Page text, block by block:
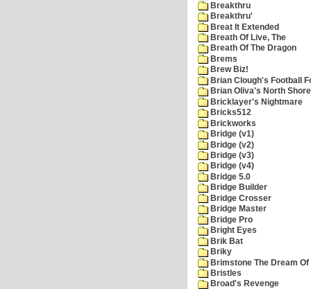
Breakthru
Breakthru'
Breat It Extended
Breath Of Live, The
Breath Of The Dragon
Brems
Brew Biz!
Brian Clough's Football
Brian Oliva's North
Bricklayer's Nightmare
Bricks512
Brickworks
Bridge (v1)
Bridge (v2)
Bridge (v3)
Bridge (v4)
Bridge 5.0
Bridge Builder
Bridge Crosser
Bridge Master
Bridge Pro
Bright Eyes
Brik Bat
Briky
Brimstone The Dream Of
Bristles
Broad's Revenge